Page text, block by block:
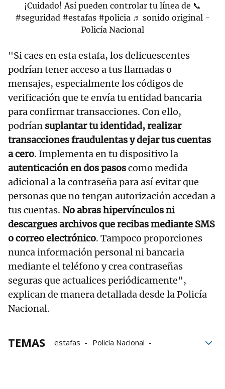
¡Cuidado! Así pueden controlar tu línea de 📞
#seguridad #estafas #policia ♬ sonido original -
Policía Nacional
"Si caes en esta estafa, los delicuescentes
podrían tener acceso a tus llamadas o
mensajes, especialmente los códigos de
verificación que te envía tu entidad bancaria
para confirmar transacciones. Con ello,
podrían suplantar tu identidad, realizar
transacciones fraudulentas y dejar tus cuentas
a cero. Implementa en tu dispositivo la
autenticación en dos pasoscomo medida
adicional a la contraseña para así evitar que
personas que no tengan autorización accedan a
tus cuentas. No abras hipervínculos ni
descargues archivos que recibas mediante SMS
o correo electrónico. Tampoco proporciones
nunca información personal ni bancaria
mediante el teléfono y crea contraseñas
seguras que actualices periódicamente",
explican de manera detallada desde la Policía
Nacional.
TEMAS estafas
Policía Nacional